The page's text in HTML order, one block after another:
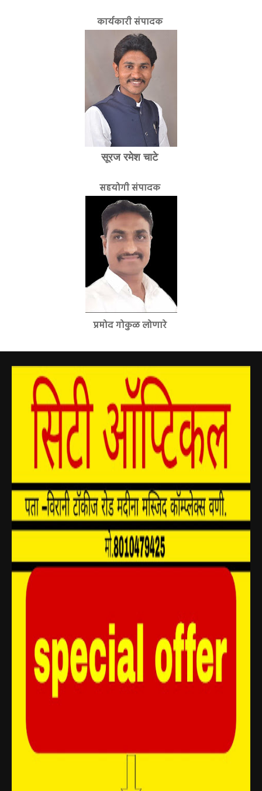
कार्यकारी संपादक
सूरज रमेश चाटे
सहयोगी संपादक
प्रमोद गोकुळ लोणारे